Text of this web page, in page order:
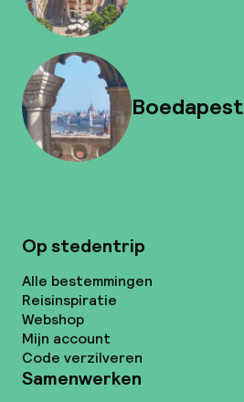
Boedapest
Op stedentrip
Alle bestemmingen
Reisinspiratie
Webshop
Mijn account
Code verzilveren
Samenwerken